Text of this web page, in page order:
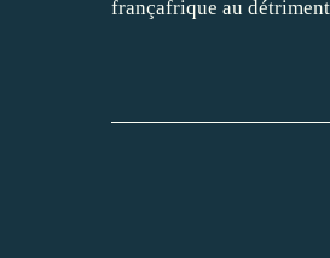
françafrique au